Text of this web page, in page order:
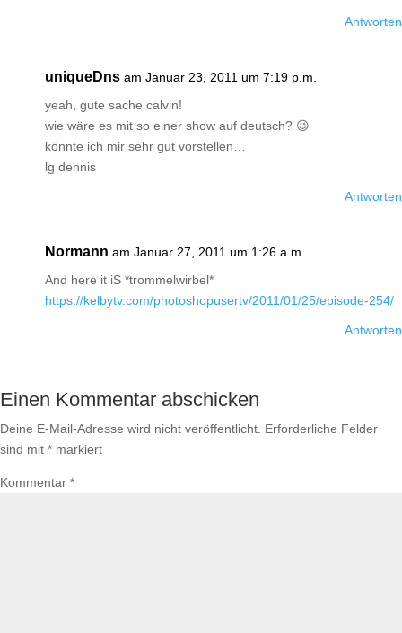
Antworten
uniqueDns am Januar 23, 2011 um 7:19 p.m.
yeah, gute sache calvin!
wie wäre es mit so einer show auf deutsch? 😉
könnte ich mir sehr gut vorstellen…
lg dennis
Antworten
Normann am Januar 27, 2011 um 1:26 a.m.
And here it iS *trommelwirbel*
https://kelbytv.com/photoshopusertv/2011/01/25/episode-254/
Antworten
Einen Kommentar abschicken
Deine E-Mail-Adresse wird nicht veröffentlicht. Erforderliche Felder
sind mit * markiert
Kommentar *